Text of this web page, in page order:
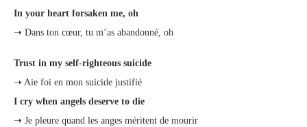
In your heart forsaken me, oh
➝ Dans ton cœur, tu m’as abandonné, oh
Trust in my self-righteous suicide
➝ Aie foi en mon suicide justifié
I cry when angels deserve to die
➝ Je pleure quand les anges méritent de mourir